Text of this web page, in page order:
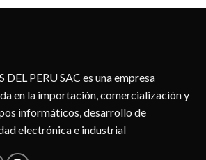
PERU SAC es una empresa
en la importación, comercialización y
informáticos, desarrollo de
electrónica e industrial